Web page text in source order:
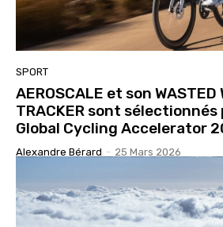
SPORT
AEROSCALE et son WASTED
TRACKER sont sélectionnés
Global Cycling Accelerator
Alexandre Bérard - 25 Mars 2026